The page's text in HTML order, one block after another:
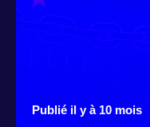
Publié il y à 10 mois